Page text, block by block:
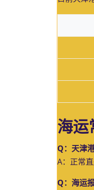
海运
Q：天津
A：正常
Q：海运